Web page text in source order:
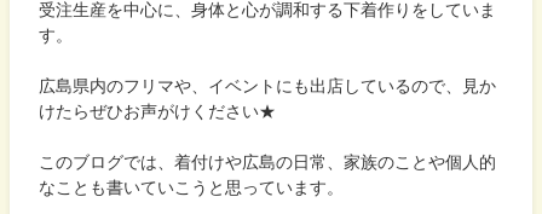
受注生産を中心に、身体と心が調和する下着作りをしていま
す。
広島県内のフリマや、イベントにも出店しているので、見か
けたらぜひお声がけください★
このブログでは、着付けや広島の日常、家族のことや個人的
なことも書いていこうと思っています。